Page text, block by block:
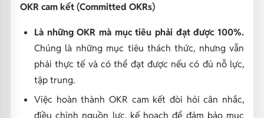
OKR cam kết (Committed OKRs)
Là những OKR mà mục tiêu phải đạt được 100%.
Chúng là những mục tiêu thách thức, nhưng vẫn
phải thực tế và có thể đạt được nếu có đủ nỗ lực,
tập trung.
Việc hoàn thành OKR cam kết đòi hỏi cân nhắc,
điều chỉnh nguồn lực, kế hoạch để đảm bảo mục